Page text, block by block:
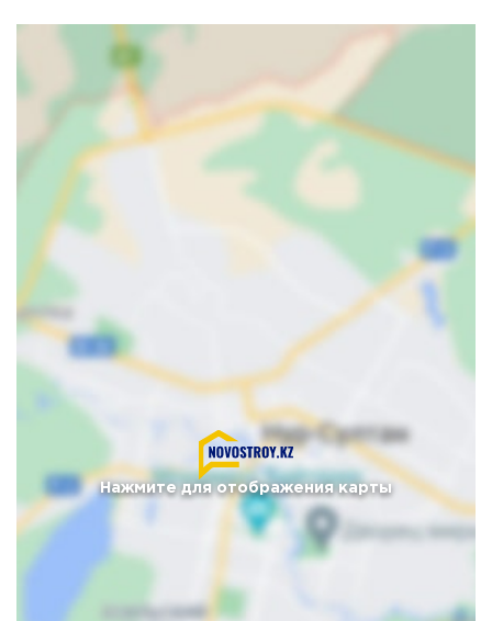
Нажмите для отображения карты